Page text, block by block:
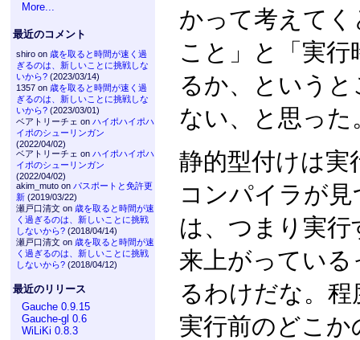
More...
最近のコメント
shiro on 歳を取ると時間が速く過
ぎるのは、新しいことに挑戦しな
いから?(2023/03/14)
1357 on 歳を取ると時間が速く過
ぎるのは、新しいことに挑戦しな
いから?(2023/03/01)
ベアトリーチェ on ハイポハイポハ
イポのシューリンガン
(2022/04/02)
ベアトリーチェ on ハイポハイポハ
イポのシューリンガン
(2022/04/02)
akim_muto on パスポートと免許更
新(2019/03/22)
瀬戸口清文 on 歳を取ると時間が速
く過ぎるのは、新しいことに挑戦
しないから?(2018/04/14)
瀬戸口清文 on 歳を取ると時間が速
く過ぎるのは、新しいことに挑戦
しないから?(2018/04/12)
最近のリリース
Gauche 0.9.15
Gauche-gl 0.6
WiLiKi 0.8.3
かって考えて
こと」と「実
るか、という
ない、と思った
静的型付けは実
コンパイラが
は、つまり実
来上がってい
るわけだな。
実行前のどこ